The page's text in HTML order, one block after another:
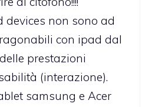
devices non sono ad
con ipad dal
prestazioni
(interazione).
samsung e Acer